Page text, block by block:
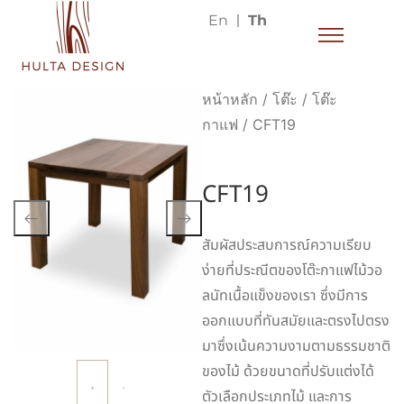
En Th
หน้าหลัก / โต๊ะ / โต๊ะ
กาแฟ / CFT19
CFT19
สัมผัสประสบการณ์ความเรียบ
ง่ายที่ประณีตของโต๊ะกาแฟไม้วอ
ลนัทเนื้อแข็งของเรา ซึ่งมีการ
ออกแบบที่ทันสมัยและตรงไปตรง
มาซึ่งเน้นความงามตามธรรมชาติ
ของไม้ ด้วยขนาดที่ปรับแต่งได้
ตัวเลือกประเภทไม้ และการ